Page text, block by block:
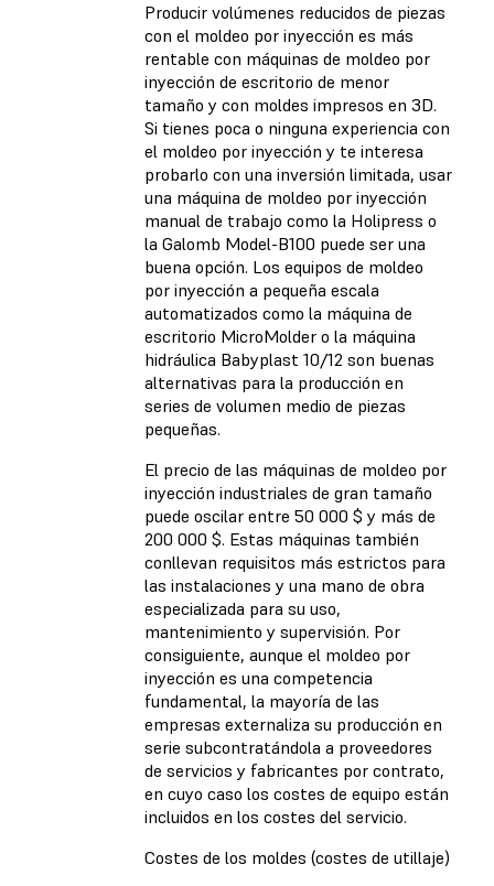
Producir volúmenes reducidos de piezas
con el moldeo por inyección es más
rentable con máquinas de moldeo por
inyección de escritorio de menor
tamaño y con moldes impresos en 3D.
Si tienes poca o ninguna experiencia con
el moldeo por inyección y te interesa
probarlo con una inversión limitada, usar
una máquina de moldeo por inyección
manual de trabajo como la Holipress o
la Galomb Model-B100 puede ser una
buena opción. Los equipos de moldeo
por inyección a pequeña escala
automatizados como la máquina de
escritorio MicroMolder o la máquina
hidráulica Babyplast 10/12 son buenas
alternativas para la producción en
series de volumen medio de piezas
pequeñas.
El precio de las máquinas de moldeo por
inyección industriales de gran tamaño
puede oscilar entre 50 000 $ y más de
200 000 $. Estas máquinas también
conllevan requisitos más estrictos para
las instalaciones y una mano de obra
especializada para su uso,
mantenimiento y supervisión. Por
consiguiente, aunque el moldeo por
inyección es una competencia
fundamental, la mayoría de las
empresas externaliza su producción en
serie subcontratándola a proveedores
de servicios y fabricantes por contrato,
en cuyo caso los costes de equipo están
incluidos en los costes del servicio.
Costes de los moldes (costes de utillaje)